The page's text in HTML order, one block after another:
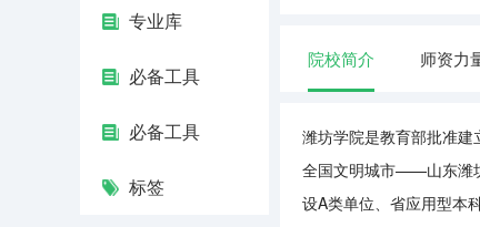
专业库
必备工具
必备工具
标签
院校简介 师资力
潍坊学院是教育部批准建
全国文明城市——山东潍
设A类单位、省应用型本